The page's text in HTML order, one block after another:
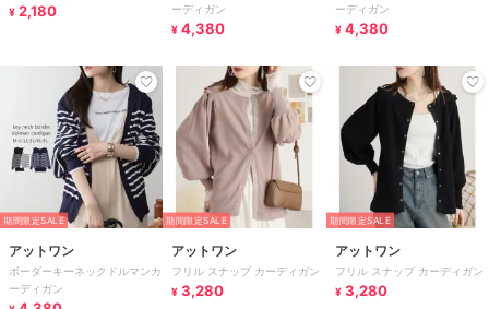
¥ 2,180
ーディガン
¥ 4,380
ーディガン
¥ 4,380
期間限定SALE
アットワン
ボーダーキーネックドルマンカ
ーディガン
期間限定SALE
アットワン
フリル スナップ カーディガン
¥ 3,280
期間限定SALE
アットワン
フリル スナップ カーディガン
¥ 3,280